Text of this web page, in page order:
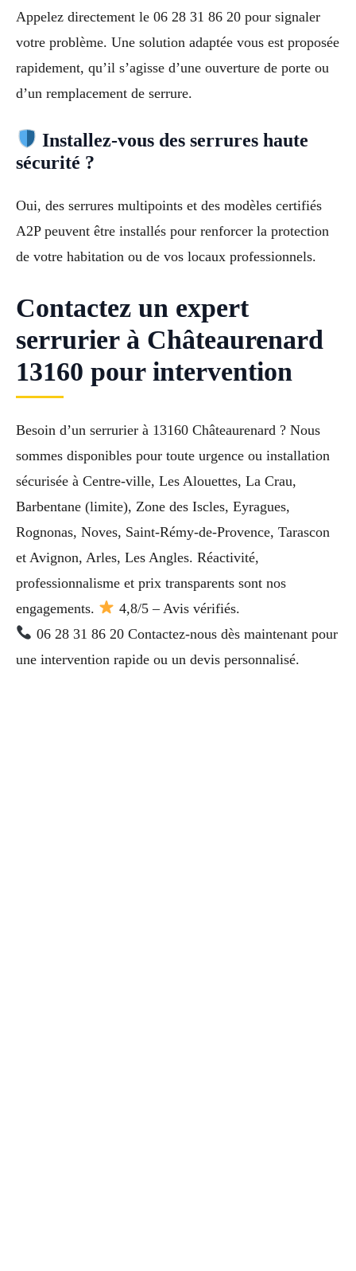
Appelez directement le 06 28 31 86 20 pour signaler
votre problème. Une solution adaptée vous est proposée
rapidement, qu’il s’agisse d’une ouverture de porte ou
d’un remplacement de serrure.
Installez-vous des serrures haute
sécurité ?
Oui, des serrures multipoints et des modèles certifiés
A2P peuvent être installés pour renforcer la protection
de votre habitation ou de vos locaux professionnels.
Contactez un expert
serrurier à Châteaurenard
13160 pour intervention
Besoin d’un serrurier à 13160 Châteaurenard ? Nous
sommes disponibles pour toute urgence ou installation
sécurisée à Centre-ville, Les Alouettes, La Crau,
Barbentane (limite), Zone des Iscles, Eyragues,
Rognonas, Noves, Saint-Rémy-de-Provence, Tarascon
et Avignon, Arles, Les Angles. Réactivité,
professionnalisme et prix transparents sont nos
engagements.
4,8/5 – Avis vérifiés.
06 28 31 86 20 Contactez-nous dès maintenant pour
une intervention rapide ou un devis personnalisé.